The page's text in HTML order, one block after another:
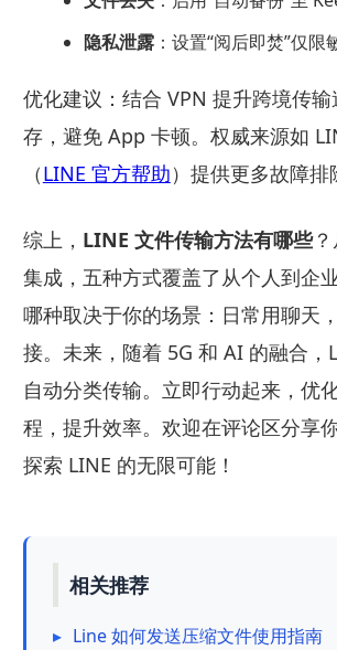
隐私泄露：设置“阅后即焚”仅限
优化建议：结合 VPN 提升跨境传
存，避免 App 卡顿。权威来源如
（LINE 官方帮助）提供更多故障排
综上， LINE 文件传输方法有哪些？
集成，五种方式覆盖了从个人到企
哪种取决于你的场景：日常用聊天
接。未来，随着 5G 和 AI 的融合，
自动分类传输。立即行动起来，优
程，提升效率。欢迎在评论区分享
探索 LINE 的无限可能！
相关推荐
▸ Line 如何发送压缩文件使用指南